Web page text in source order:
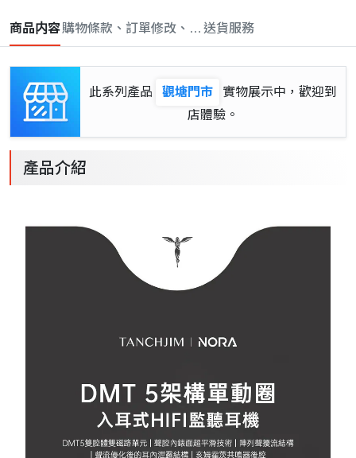
商品内容購物條款、訂單修改、取消與退款政策
送貨服務
此系列產品 觀塘門市
實物展示中，歡迎到
店體驗。
產品介紹